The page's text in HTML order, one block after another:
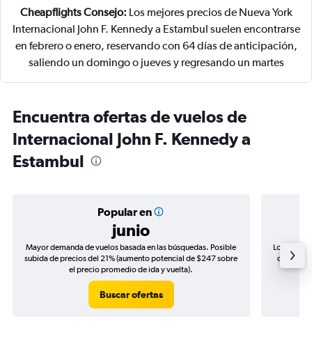
Cheapflights Consejo: Los mejores precios de Nueva York
Internacional John F. Kennedy a Estambul suelen encontrarse
en febrero o enero, reservando con 64 días de anticipación,
saliendo un domingo o jueves y regresando un martes
Encuentra ofertas de vuelos de
Internacional John F. Kennedy a
Estambul
Popular en
junio
Mayor demanda de vuelos basada en las búsquedas. Posible
subida de precios del 21% (aumento potencial de $247 sobre
el precio promedio de ida y vuelta).
Buscar ofertas
Los
de